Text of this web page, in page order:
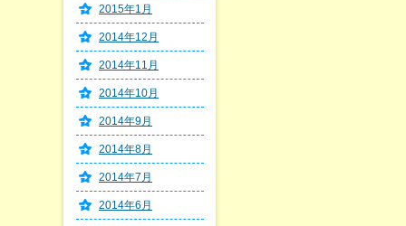
2015年1月
2014年12月
2014年11月
2014年10月
2014年9月
2014年8月
2014年7月
2014年6月